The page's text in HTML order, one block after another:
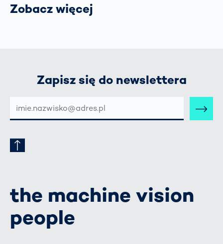
Zobacz więcej
Zapisz się do newslettera
MAIL-
ADRESSE
the machine vision
people